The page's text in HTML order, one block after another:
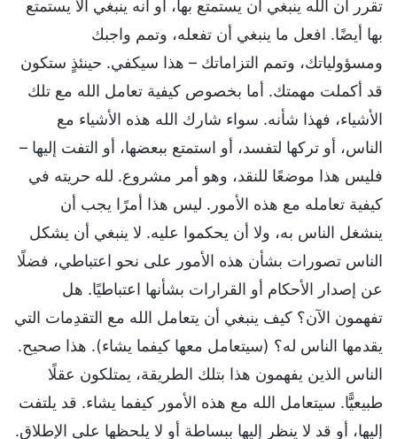
تقرر أن الله ينبغي أن يستمتع بها، أو أنه ينبغي ألا يستمتع
بها أيضًا. افعل ما ينبغي أن تفعله، وتمم واجبك
ومسؤولياتك، وتمم التزاماتك – هذا سيكفي. حينئذٍ ستكون
قد أكملت مهمتك. أما بخصوص كيفية تعامل الله مع تلك
الأشياء، فهذا شأنه. سواء شارك الله هذه الأشياء مع
الناس، أو تركها لتفسد، أو استمتع ببعضها، أو التفت إليها –
فليس هذا موضعًا للنقد، وهو أمر مشروع. لله حريته في
كيفية تعامله مع هذه الأمور. ليس هذا أمرًا يجب أن
ينشغل الناس به، ولا أن يحكموا عليه. لا ينبغي أن يشكل
الناس تصورات بشأن هذه الأمور على نحو اعتباطي، فضلًا
عن إصدار الأحكام أو القرارات بشأنها اعتباطيًا. هل
تفهمون الآن؟ كيف ينبغي أن يتعامل الله مع التقدِمات التي
يقدمها الناس له؟ (سيتعامل معها كيفما يشاء). هذا صحيح.
الناس الذين يفهمون هذا بتلك الطريقة، يمتلكون عقلًا
طبيعيًّا. سيتعامل الله مع هذه الأمور كيفما يشاء. قد يلتفت
إليها، أو قد لا ينظر إليها ببساطة أو لا يلحظها على الإطلاق.